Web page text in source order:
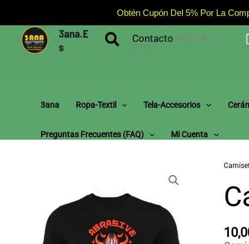
Contenido
3ana.e
S
Buscar
Contacto 647 647
730
3ana Ropa-Textil Tela-Accesorios
Preguntas Frecuentes (fAQ) Mi Cuenta
Obtén Cupón Del 5% Por La